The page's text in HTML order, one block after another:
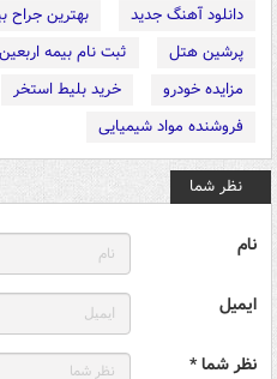
دانلود آهنگ جدید
بهترین جراح
پرشین هتل
ثبت نام بیمه اربعین
مزایده خودرو
خرید بلیط استخر
فروشنده مواد شیمیایی
نظر شما
نام
ایمیل
نظر شما *